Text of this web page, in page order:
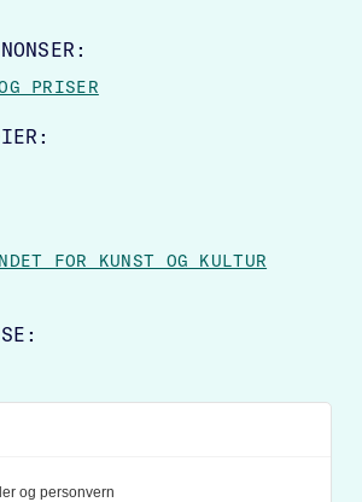
PRISER
FOR KUNST OG KULTUR
GRØNLAND
og personvern